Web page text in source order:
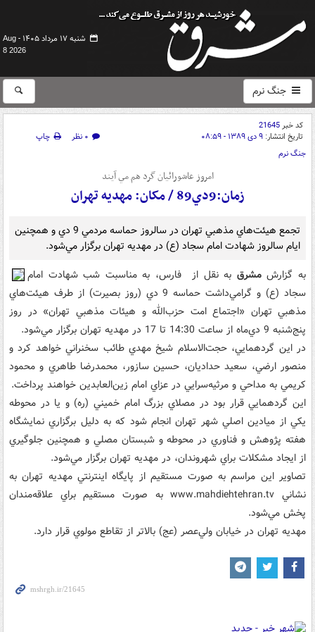
شنبه ۱۷ مرداد ۱۴۰۵ -
Aug
8 2026
جنگ نرم
کد خبر21645
تاریخ انتشار: ۹ دی ۱۳۸۹ - ۰۸:۵۹ ۰ نظر
چاپ
جنگ نرم
امروز عاشورائيان گرد هم مي آيند
زمان:9دي89 / مکان: مهديه تهران
تجمع هيئت‌هاي مذهبي تهران در سالروز حماسه مردمي 9 دي و همچنين
ايام سالروز شهادت امام سجاد (ع) در مهديه تهران برگزار مي‌شود.
به گزارشمشرق به نقل از فارس، به مناسبت شب شهادت امام
سجاد (ع) و گرامي‌داشت حماسه 9 دي (روز بصيرت) از طرف هيئت‌هاي
مذهبي تهران «اجتماع امت حزب‌الله و هيئات مذهبي تهران» در روز
پنج‌شنبه 9 دي‌ماه از ساعت 14:30 تا 17 در مهديه تهران برگزار مي‌شود.
در اين گردهمايي، حجت‌الاسلام شيخ مهدي طائب سخنراني خواهد کرد و
منصور ارضي، سعيد حداديان، حسين سازور، محمدرضا طاهري و محمود
کريمي به مداحي و مرثيه‌سرايي در عزاي امام زين‌العابدين خواهند پرداخت.
اين گردهمايي قرار بود در مصلاي بزرگ امام خميني (ره) و يا در محوطه
يکي از ميادين اصلي شهر تهران انجام شود که به دليل برگزاري نمايشگاه
هفته پژوهش و فناوري در محوطه و شبستان مصلي و همچنين جلوگيري
از ايجاد مشکلات براي شهروندان، در مهديه تهران برگزار مي‌شود.
تصاوير اين مراسم به صورت مستقيم از پايگاه اينترنتي مهديه تهران به
نشاني www.mahdiehtehran.tv به صورت مستقيم براي علاقه‌مندان
پخش مي‌‌شود.
مهديه تهران در خيابان ولي‌عصر (عج) بالاتر از تقاطع مولوي قرار دارد.